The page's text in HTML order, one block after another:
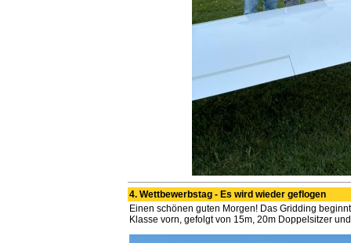
4. Wettbewerbstag - Es wird wieder geflogen
Einen schönen guten Morgen! Das Gridding
Klasse vorn, gefolgt von 15m, 20m Doppelsitzer